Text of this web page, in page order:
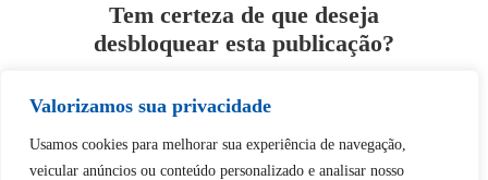
Valorizamos sua privacidade
Usamos cookies para melhorar sua experiência de navegação,
veicular anúncios ou conteúdo personalizado e analisar nosso
Tem certeza de que deseja
desbloquear esta publicação?
Desbloquear esquerda : 0
Sim Não